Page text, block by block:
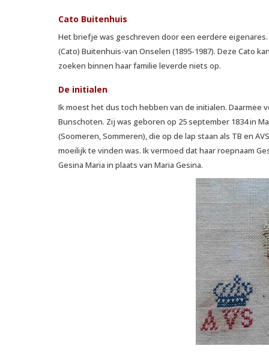
Cato Buitenhuis
Het briefje was geschreven door een eerdere
(Cato) Buitenhuis-van Onselen (1895-1987). Deze Cato
zoeken binnen haar familie leverde niets op.
De initialen
Ik moest het dus toch hebben van de initialen. Daarmee
Bunschoten. Zij was geboren op 25 september 1834 in
(Soomeren, Sommeren), die op de lap staan als TB en
moeilijk te vinden was. Ik vermoed dat haar roepnaam
Gesina Maria in plaats van Maria Gesina.